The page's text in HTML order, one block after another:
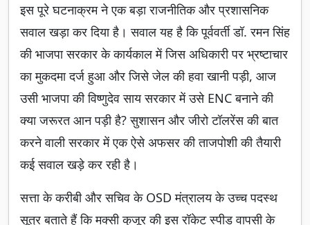
इस पूरे घटनाक्रम ने एक बड़ा राजनीतिक और प्रशासनिक
सवाल खड़ा कर दिया है। सवाल यह है कि पूर्ववर्ती डॉ. रमन सिंह
की भाजपा सरकार के कार्यकाल में जिस अधिकारी पर भ्रष्टाचार
का मुकदमा दर्ज हुआ और जिसे जेल की हवा खानी पड़ी, आज
उसी भाजपा की विष्णुदेव साय सरकार में उसे ENC बनाने की
क्या जरूरत आन पड़ी है? सुशासन और जीरो टॉलरेंस की बात
करने वाली सरकार में एक ऐसे अफसर की ताजपोशी की तैयारी
कई सवाल खड़े कर रही है।
सत्ता के करीबी और सचिव के OSD मंत्रालय के उच्च पदस्थ
सूत्र बताते हैं कि मक्सी कुजूर की इस रॉकेट स्पीड वापसी के